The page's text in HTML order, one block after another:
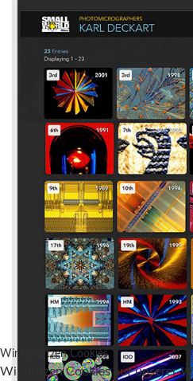
Wir benutzen Cookies
Wir nutzen Cookies auf unserer